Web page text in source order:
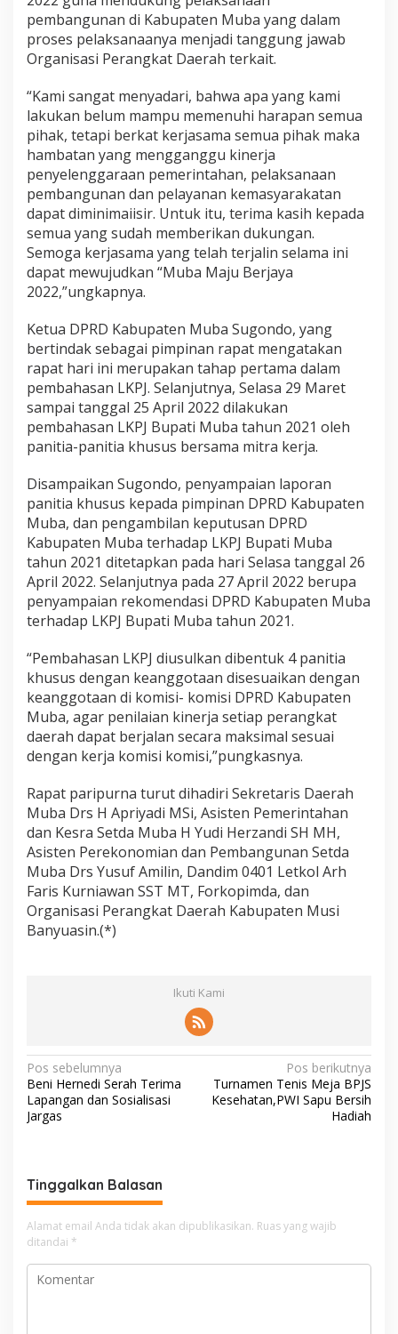
pembangunan di Kabupaten Muba yang dalam
proses pelaksanaanya menjadi tanggung jawab
Organisasi Perangkat Daerah terkait.
“Kami sangat menyadari, bahwa apa yang kami
lakukan belum mampu memenuhi harapan semua
pihak, tetapi berkat kerjasama semua pihak maka
hambatan yang mengganggu kinerja
penyelenggaraan pemerintahan, pelaksanaan
pembangunan dan pelayanan kemasyarakatan
dapat diminimaiisir. Untuk itu, terima kasih kepada
semua yang sudah memberikan dukungan.
Semoga kerjasama yang telah terjalin selama ini
dapat mewujudkan “Muba Maju Berjaya
2022,”ungkapnya.
Ketua DPRD Kabupaten Muba Sugondo, yang
bertindak sebagai pimpinan rapat mengatakan
rapat hari ini merupakan tahap pertama dalam
pembahasan LKPJ. Selanjutnya, Selasa 29 Maret
sampai tanggal 25 April 2022 dilakukan
pembahasan LKPJ Bupati Muba tahun 2021 oleh
panitia-panitia khusus bersama mitra kerja.
Disampaikan Sugondo, penyampaian laporan
panitia khusus kepada pimpinan DPRD Kabupaten
Muba, dan pengambilan keputusan DPRD
Kabupaten Muba terhadap LKPJ Bupati Muba
tahun 2021 ditetapkan pada hari Selasa tanggal 26
April 2022. Selanjutnya pada 27 April 2022 berupa
penyampaian rekomendasi DPRD Kabupaten Muba
terhadap LKPJ Bupati Muba tahun 2021.
“Pembahasan LKPJ diusulkan dibentuk 4 panitia
khusus dengan keanggotaan disesuaikan dengan
keanggotaan di komisi- komisi DPRD Kabupaten
Muba, agar penilaian kinerja setiap perangkat
daerah dapat berjalan secara maksimal sesuai
dengan kerja komisi komisi,”pungkasnya.
Rapat paripurna turut dihadiri Sekretaris Daerah
Muba Drs H Apriyadi MSi, Asisten Pemerintahan
dan Kesra Setda Muba H Yudi Herzandi SH MH,
Asisten Perekonomian dan Pembangunan Setda
Muba Drs Yusuf Amilin, Dandim 0401 Letkol Arh
Faris Kurniawan SST MT, Forkopimda, dan
Organisasi Perangkat Daerah Kabupaten Musi
Banyuasin.(*)
Ikuti Kami
N
a
v
g
a
s
i
p
Pos sebelumnya
Beni Hernedi Serah Terima
Lapangan dan Sosialisasi
Jargas
Pos berikutnya
Turnamen Tenis Meja BPJS
Kesehatan,PWI Sapu Bersih
Hadiah
Tinggalkan Balasan
Alamat email Anda tidak akan dipublikasikan. Ruas yang wajib
ditandai *